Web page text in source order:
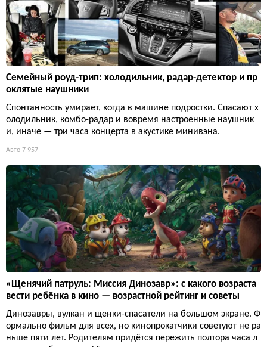
Семейный роуд-трип: холодильник, радар-детектор и пр
оклятые наушники
Спонтанность умирает, когда в машине подростки. Спасают х
олодильник, комбо-радар и вовремя настроенные наушник
и, иначе — три часа концерта в акустике минивэна.
Авто 7 957
«Щенячий патруль: Миссия Динозавр»: с какого возраста
вести ребёнка в кино — возрастной рейтинг и советы
Динозавры, вулкан и щенки-спасатели на большом экране. Ф
ормально фильм для всех, но кинопрокатчики советуют не ра
ньше пяти лет. Родителям придётся пережить полтора часа л